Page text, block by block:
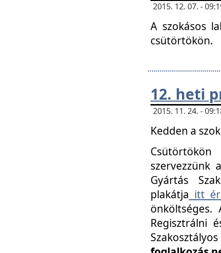
2015. 12. 07. -
A szokásos
csütörtökön.
12. heti
2015. 11. 24. -
Kedden a
szervezzünk
Gyártás
plakátja itt
Regisztrálni